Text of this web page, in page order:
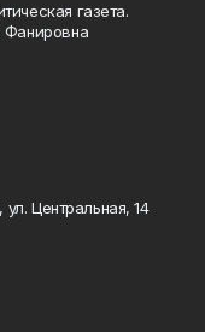
газета.
Фанировна
Центральная, 14